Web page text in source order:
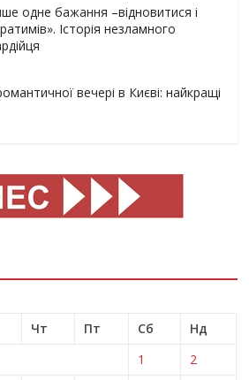
одне бажання –відновитися і
Історія незламного
вечері в Києві: найкращі
Чт Пт Сб
Нд
1
2